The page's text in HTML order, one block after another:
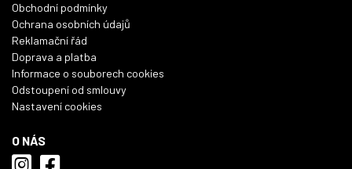
Obchodní podmínky
Ochrana osobních údajů
Reklamační řád
Doprava a platba
Informace o souborech cookies
Odstoupení od smlouvy
Nastavení cookies
O NÁS